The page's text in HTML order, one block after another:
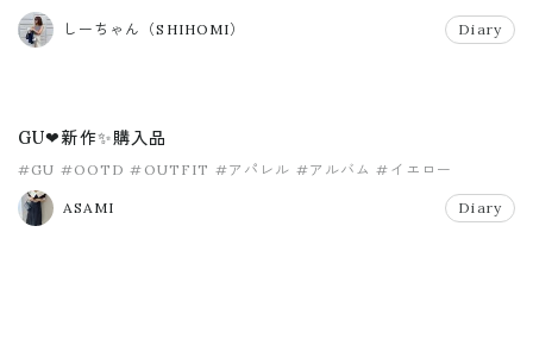
しーちゃん（SHIHOMI） Diary
GU❤新作✨購入品
#GU #OOTD #OUTFIT #アパレル #アルバム #イエロー
ASAMI Diary